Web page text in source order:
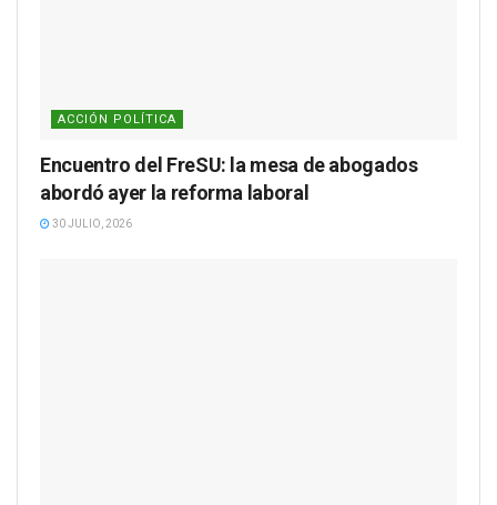
ACCIÓN POLÍTICA
Encuentro del FreSU: la mesa de abogados
abordó ayer la reforma laboral
30 JULIO, 2026